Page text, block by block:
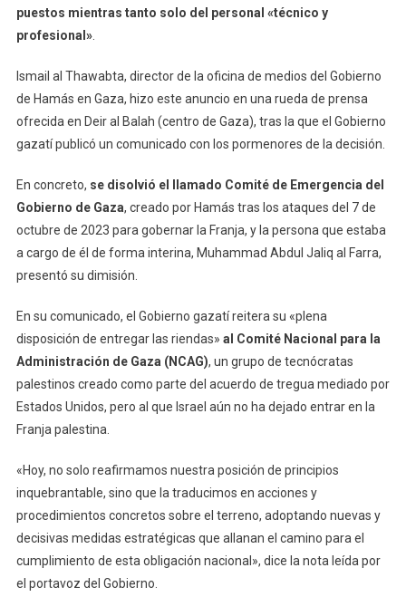
puestos mientras tanto solo del personal «técnico y
profesional».
Ismail al Thawabta, director de la oficina de medios del Gobierno
de Hamás en Gaza, hizo este anuncio en una rueda de prensa
ofrecida en Deir al Balah (centro de Gaza), tras la que el Gobierno
gazatí publicó un comunicado con los pormenores de la decisión.
En concreto, se disolvió el llamado Comité de Emergencia del
Gobierno de Gaza, creado por Hamás tras los ataques del 7 de
octubre de 2023 para gobernar la Franja, y la persona que estaba
a cargo de él de forma interina, Muhammad Abdul Jaliq al Farra,
presentó su dimisión.
En su comunicado, el Gobierno gazatí reitera su «plena
disposición de entregar las riendas» al Comité Nacional para la
Administración de Gaza (NCAG), un grupo de tecnócratas
palestinos creado como parte del acuerdo de tregua mediado por
Estados Unidos, pero al que Israel aún no ha dejado entrar en la
Franja palestina.
«Hoy, no solo reafirmamos nuestra posición de principios
inquebrantable, sino que la traducimos en acciones y
procedimientos concretos sobre el terreno, adoptando nuevas y
decisivas medidas estratégicas que allanan el camino para el
cumplimiento de esta obligación nacional», dice la nota leída por
el portavoz del Gobierno.